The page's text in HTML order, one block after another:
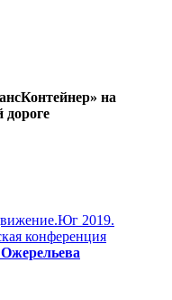
на
дороге
2019.
конференция